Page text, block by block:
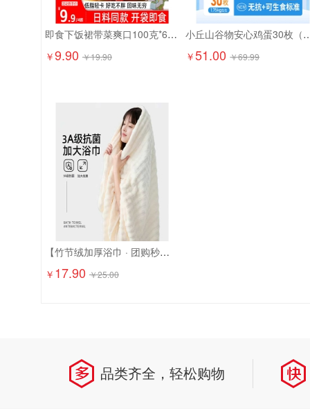
即食下饭裙带菜爽口100克*6袋9.9元精选大连海藻 日料店同款！
￥9.90 ￥19.90
小丘山谷物安心鸡
￥51.00 ￥69.99
【竹节绒加厚浴巾 · 团购秒杀】17.9元抢2条！ 成人加大加厚，吸水快、超柔软！
￥ 17.90 ￥25.00
品类齐全，轻松购物